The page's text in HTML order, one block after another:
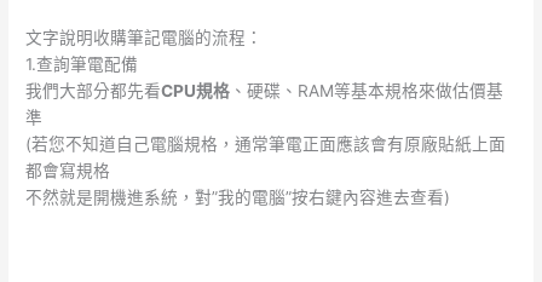
文字說明收購筆記電腦的流程：
1.查詢筆電配備
我們大部分都先看CPU規格 、硬碟、RAM等基本規格來做估價基
準
(若您不知道自己電腦規格，通常筆電正面應該會有原廠貼紙上面
都會寫規格
不然就是開機進系統，對”我的電腦”按右鍵內容進去查看)